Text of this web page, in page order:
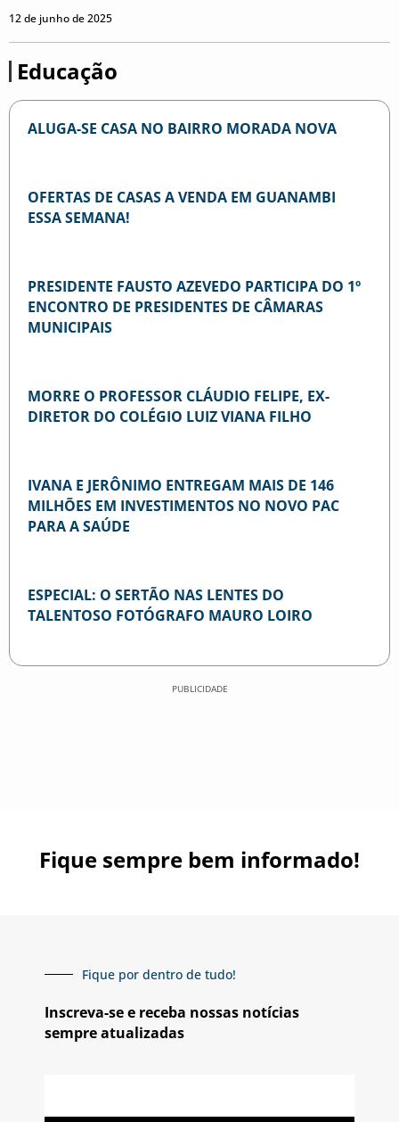
12 de junho de 2025
Educação
ALUGA-SE CASA NO BAIRRO MORADA NOVA
OFERTAS DE CASAS A VENDA EM GUANAMBI
ESSA SEMANA!
PRESIDENTE FAUSTO AZEVEDO PARTICIPA DO 1º
ENCONTRO DE PRESIDENTES DE CÂMARAS
MUNICIPAIS
MORRE O PROFESSOR CLÁUDIO FELIPE, EX-
DIRETOR DO COLÉGIO LUIZ VIANA FILHO
IVANA E JERÔNIMO ENTREGAM MAIS DE 146
MILHÕES EM INVESTIMENTOS NO NOVO PAC
PARA A SAÚDE
ESPECIAL: O SERTÃO NAS LENTES DO
TALENTOSO FOTÓGRAFO MAURO LOIRO
PUBLICIDADE
Fique sempre bem informado!
Fique por dentro de tudo!
Inscreva-se e receba nossas notícias
sempre atualizadas